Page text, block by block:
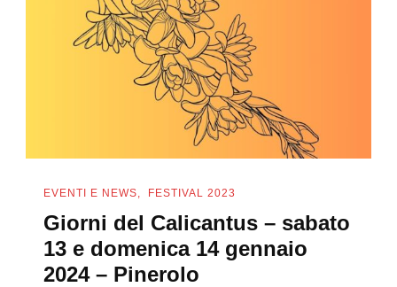
EVENTI E NEWS FESTIVAL 2023
Giorni del Calicantus – sabato
13 e domenica 14 gennaio
2024 – Pinerolo